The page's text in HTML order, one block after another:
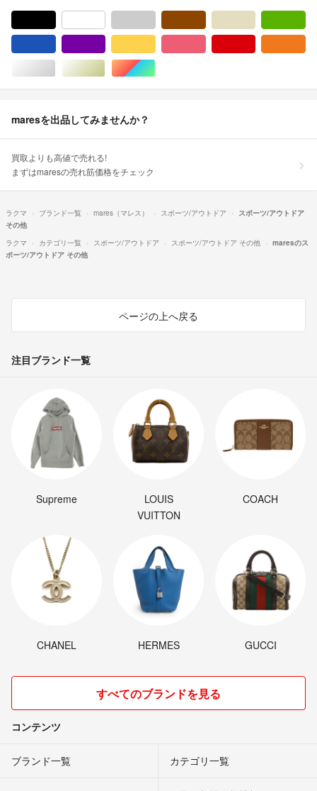
シルバー/銀色系ゴールド/金色系マルチカラー
maresを出品してみませんか？
買取よりも高値で売れる!
まずはmaresの売れ筋価格をチェック
ラクマ ブランド一覧 mares（マレス） スポーツ/アウトドア
スポーツ/アウトドア
その他
ラクマ
カテゴリ一覧 スポーツ/アウトドア スポーツ/アウトドア その他
maresのス
ポーツ/アウトドア その他
ページの上へ戻る
注目ブランド一覧
Supreme
LOUIS
VUITTON
COACH
CHANEL HERMES GUCCI
すべてのブランドを見る
コンテンツ
ブランド一覧 カテゴリ一覧